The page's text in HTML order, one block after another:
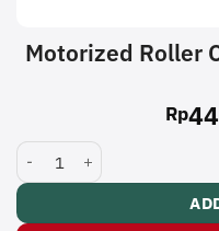
Motorized Roller
Rp
Motorized Roller Conveyor